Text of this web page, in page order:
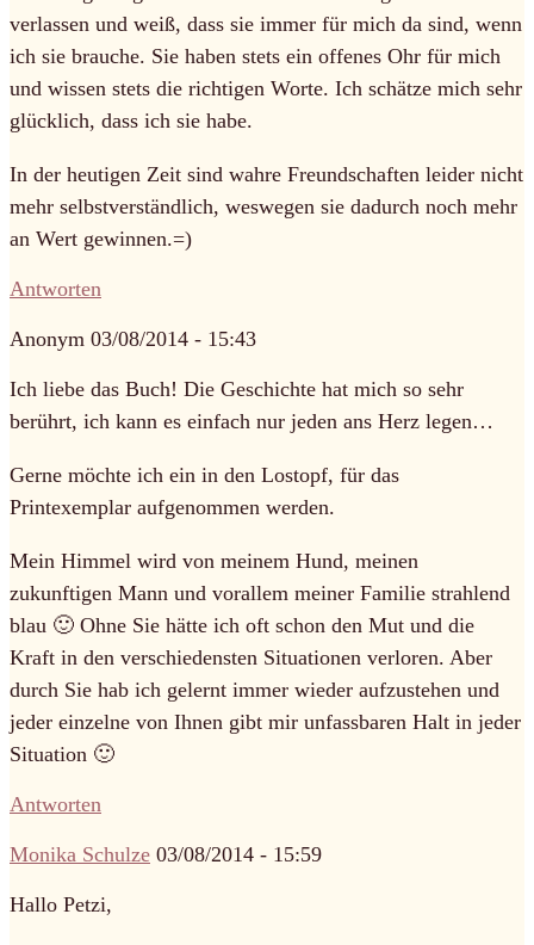
verlassen und weiß, dass sie immer für mich da sind, wenn
ich sie brauche. Sie haben stets ein offenes Ohr für mich
und wissen stets die richtigen Worte. Ich schätze mich sehr
glücklich, dass ich sie habe.
In der heutigen Zeit sind wahre Freundschaften leider nicht
mehr selbstverständlich, weswegen sie dadurch noch mehr
an Wert gewinnen.=)
Antworten
Anonym 03/08/2014 - 15:43
Ich liebe das Buch! Die Geschichte hat mich so sehr
berührt, ich kann es einfach nur jeden ans Herz legen…
Gerne möchte ich ein in den Lostopf, für das
Printexemplar aufgenommen werden.
Mein Himmel wird von meinem Hund, meinen
zukunftigen Mann und vorallem meiner Familie strahlend
blau 🙂 Ohne Sie hätte ich oft schon den Mut und die
Kraft in den verschiedensten Situationen verloren. Aber
durch Sie hab ich gelernt immer wieder aufzustehen und
jeder einzelne von Ihnen gibt mir unfassbaren Halt in jeder
Situation 🙂
Antworten
Monika Schulze 03/08/2014 - 15:59
Hallo Petzi,